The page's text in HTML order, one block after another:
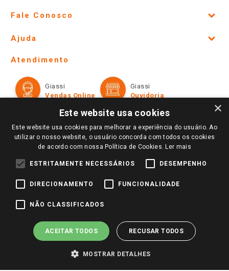
Fale Conosco
Lojas Físicas e Horários
Ofertas
Televendas
Perguntas frequentes
Trabalhe Conosco
Identidade Visual
Ajuda
Formas de Pagamento
Políticas de entrega
Trocas e Devoluções
Atendimento
Giassi
Vendas Online
Giassi
Ouvidoria
Redes Sociais
Pagamento e Segurança
×
Este website usa cookies
Este website usa cookies para melhorar a experiência do usuário. Ao
utilizar o nosso website, o usuário concorda com todos os cookies
de acordo com nossa Política de Cookies. Ler mais
ESTRITAMENTE NECESSÁRIOS DESEMPENHO
DIRECIONAMENTO FUNCIONALIDADE
NÃO CLASSIFICADOS
ACEITAR TODOS RECUSAR TODOS
MOSTRAR DETALHES